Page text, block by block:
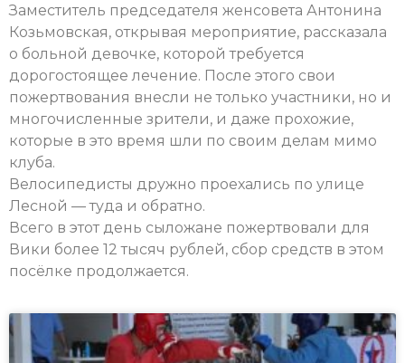
Заместитель председателя женсовета Антонина
Козьмовская, открывая мероприятие, рассказала
о больной девочке, которой требуется
дорогостоящее лечение. После этого свои
пожертвования внесли не только участники, но и
многочисленные зрители, и даже прохожие,
которые в это время шли по своим делам мимо
клуба.
Велосипедисты дружно проехались по улице
Лесной — туда и обратно.
Всего в этот день сыложане пожертвовали для
Вики более 12 тысяч рублей, сбор средств в этом
посёлке продолжается.